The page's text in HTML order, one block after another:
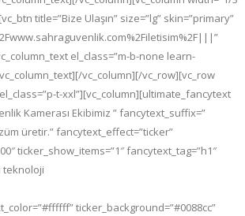
title=”Bize Ulaşın” size=”lg” skin=”primary”
el_class=”m-b-none learn-
vc_column][/vc_row][vc_row
t-xxl”][vc_column][ultimate_fancytext
Kamerası Ekibimiz ” fancytext_suffix=”
üretir.” fancytext_effect=”ticker”
ticker_show_items=”1″ fancytext_tag=”h1″
teknoloji
ticker_background=”#0088cc”